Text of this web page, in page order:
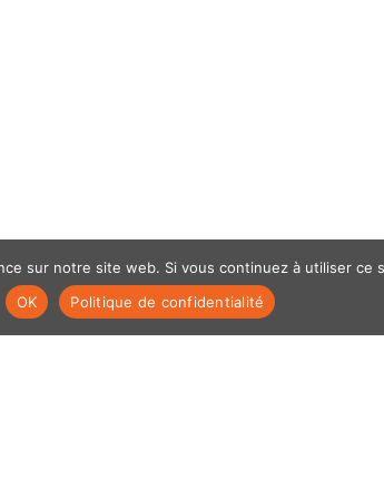
sur notre site web. Si vous continuez à utiliser
OK
Politique de confidentialité